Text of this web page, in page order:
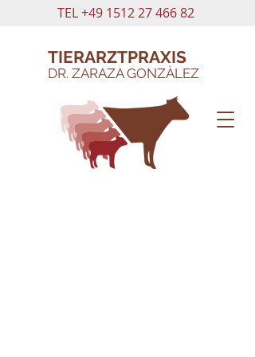
TIERARZTPRAXIS
DR. ZARAZA GONZÀLEZ
TEL+49 1512 27 466 82